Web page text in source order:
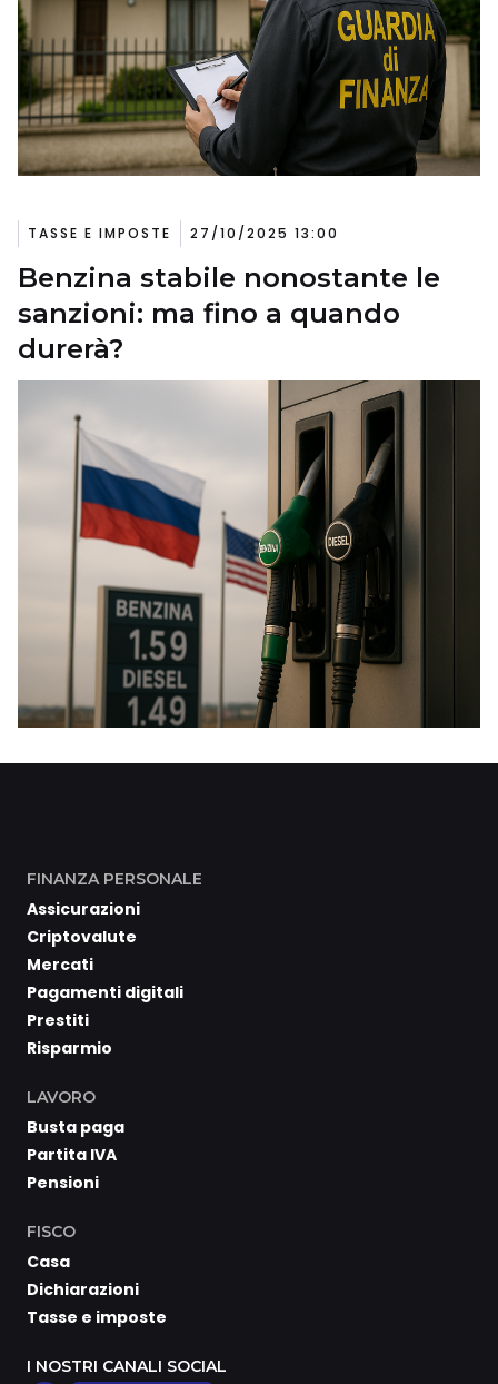
TASSE E IMPOSTE 27/10/2025 13:00
Benzina stabile nonostante le
sanzioni: ma fino a quando
durerà?
FINANZA PERSONALE
Assicurazioni
Criptovalute
Mercati
Pagamenti digitali
Prestiti
Risparmio
LAVORO
Busta paga
Partita IVA
Pensioni
FISCO
Casa
Dichiarazioni
Tasse e imposte
I NOSTRI CANALI SOCIAL